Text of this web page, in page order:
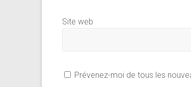
Site web
Prévenez-moi de tous les